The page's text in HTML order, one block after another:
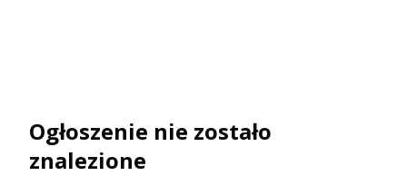
Ogłoszenie nie zostało
znalezione